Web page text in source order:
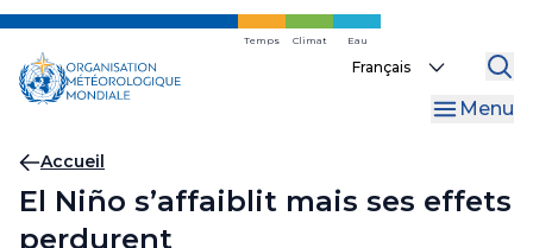
Skip
main
content
Temps Climat Eau
Select
Menu
Fil
d'Ariane
Accueil
El Niño s’affaiblit mais ses effets
perdurent